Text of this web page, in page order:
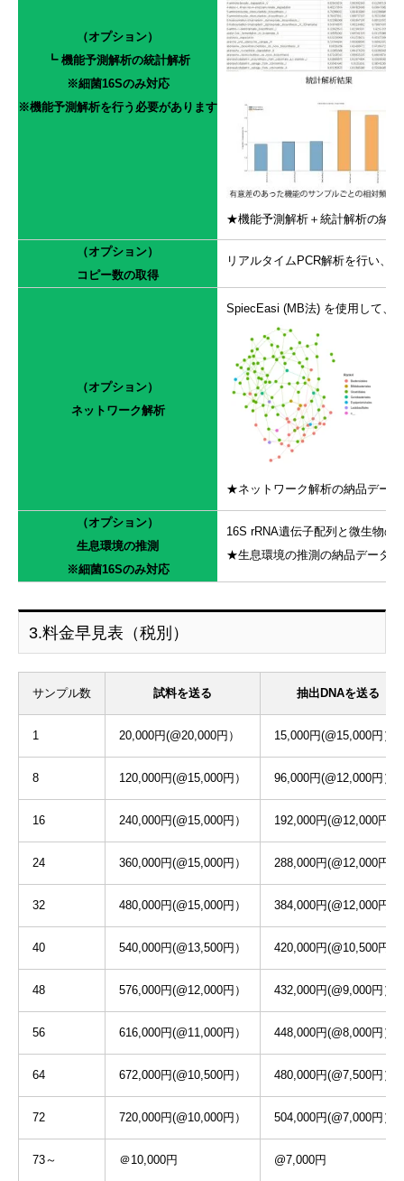
（オプション）
┗ 機能予測解析の統計解析
※細菌16Sのみ対応
※機能予測解析を行う必要があります
★機能予測解析＋統計解析の納
（オプション）
コピー数の取得
リアルタイムPCR解析を行い、
（オプション）
ネットワーク解析
SpiecEasi (MB法) を使用して、
★ネットワーク解析の納品デー
（オプション）
生息環境の推測
※細菌16Sのみ対応
16S rRNA遺伝子配列と微生物の
★生息環境の推測の納品データ
3.料金早見表（税別）
サンプル数 試料を送る 抽出DNAを送る
1 20,000円(@20,000円） 15,000円(@15,000円）
8 120,000円(@15,000円） 96,000円(@12,000円）
16 240,000円(@15,000円） 192,000円(@12,000円）
24 360,000円(@15,000円） 288,000円(@12,000円）
32 480,000円(@15,000円） 384,000円(@12,000円）
40 540,000円(@13,500円） 420,000円(@10,500円）
48 576,000円(@12,000円） 432,000円(@9,000円）
56 616,000円(@11,000円） 448,000円(@8,000円）
64 672,000円(@10,500円） 480,000円(@7,500円）
72 720,000円(@10,000円） 504,000円(@7,000円）
73～ ＠10,000円 @7,000円